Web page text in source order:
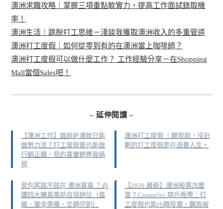
澳洲求職攻略｜掌握三項重點軟實力，提高工作面試錄取機
率！
澳洲生活｜跳脫打工思維－淺談我獲取澳洲收入的多重管道
澳洲打工度假｜如何從零到有的在澳洲當上咖啡師？
澳洲打工度假可以做什麼工作？ 工作經驗分享－在Shopping
Mall當個Sales吧！
– 延伸閱讀 –
【澳洲工作】誰說赴澳就只能
做勞力活？打工度假簽也能做
行銷正職，我的真實經歷與過
程
澳洲打工度假 ｜聽我說，沒計
劃的打工度假是在浪費人生。
背包客該不該在 澳洲買車 ？必
讀四大購車事前自我評估（風
險、資金準備、交通守則）
【2026 最新】澳洲股票怎麼
買？CommSec 開戶教學：打
工度假也能小額投資，賺取被